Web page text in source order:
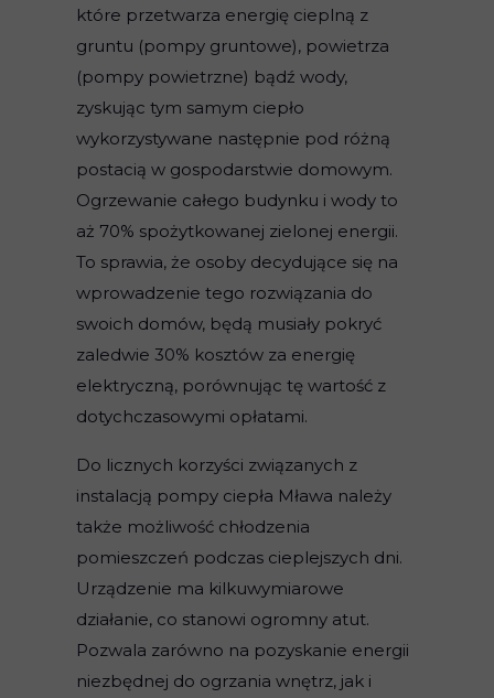
które przetwarza energię cieplną z
gruntu (pompy gruntowe), powietrza
(pompy powietrzne) bądź wody,
zyskując tym samym ciepło
wykorzystywane następnie pod różną
postacią w gospodarstwie domowym.
Ogrzewanie całego budynku i wody to
aż 70% spożytkowanej zielonej energii.
To sprawia, że osoby decydujące się na
wprowadzenie tego rozwiązania do
swoich domów, będą musiały pokryć
zaledwie 30% kosztów za energię
elektryczną, porównując tę wartość z
dotychczasowymi opłatami.
Do licznych korzyści związanych z
instalacją pompy ciepła Mława należy
także możliwość chłodzenia
pomieszczeń podczas cieplejszych dni.
Urządzenie ma kilkuwymiarowe
działanie, co stanowi ogromny atut.
Pozwala zarówno na pozyskanie energii
niezbędnej do ogrzania wnętrz, jak i